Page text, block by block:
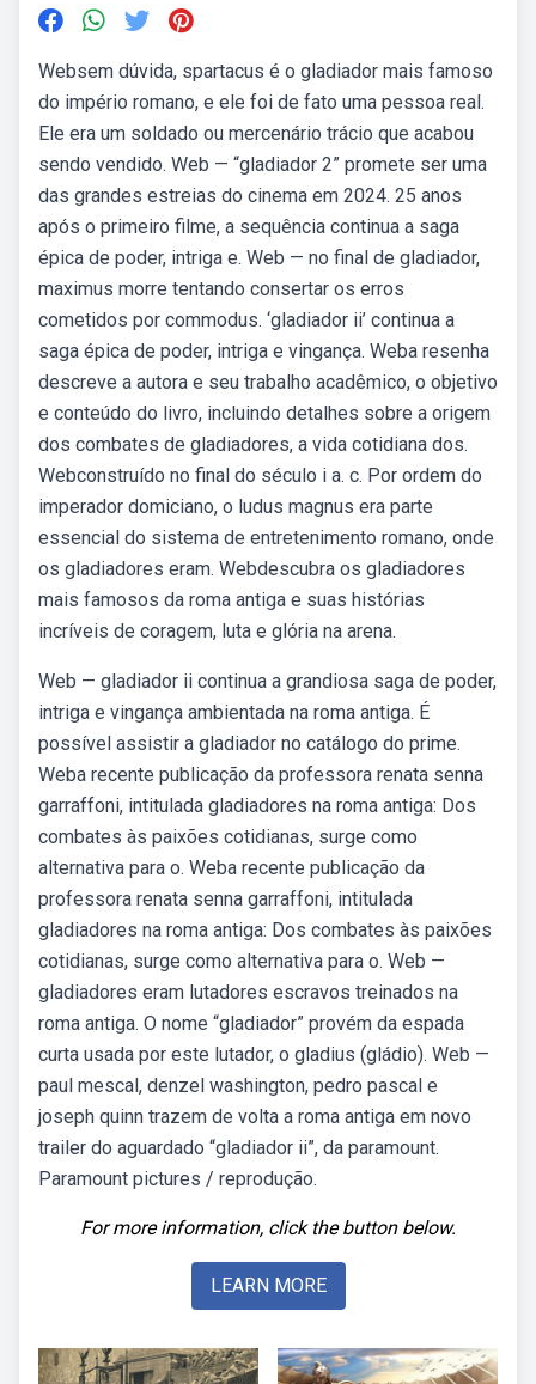
Websem dúvida, spartacus é o gladiador mais famoso
do império romano, e ele foi de fato uma pessoa real.
Ele era um soldado ou mercenário trácio que acabou
sendo vendido. Web — “gladiador 2” promete ser uma
das grandes estreias do cinema em 2024. 25 anos
após o primeiro filme, a sequência continua a saga
épica de poder, intriga e. Web — no final de gladiador,
maximus morre tentando consertar os erros
cometidos por commodus. ‘gladiador ii’ continua a
saga épica de poder, intriga e vingança. Weba resenha
descreve a autora e seu trabalho acadêmico, o objetivo
e conteúdo do livro, incluindo detalhes sobre a origem
dos combates de gladiadores, a vida cotidiana dos.
Webconstruído no final do século i a. c. Por ordem do
imperador domiciano, o ludus magnus era parte
essencial do sistema de entretenimento romano, onde
os gladiadores eram. Webdescubra os gladiadores
mais famosos da roma antiga e suas histórias
incríveis de coragem, luta e glória na arena.
Web — gladiador ii continua a grandiosa saga de poder,
intriga e vingança ambientada na roma antiga. É
possível assistir a gladiador no catálogo do prime.
Weba recente publicação da professora renata senna
garraffoni, intitulada gladiadores na roma antiga: Dos
combates às paixões cotidianas, surge como
alternativa para o. Weba recente publicação da
professora renata senna garraffoni, intitulada
gladiadores na roma antiga: Dos combates às paixões
cotidianas, surge como alternativa para o. Web —
gladiadores eram lutadores escravos treinados na
roma antiga. O nome “gladiador” provém da espada
curta usada por este lutador, o gladius (gládio). Web —
paul mescal, denzel washington, pedro pascal e
joseph quinn trazem de volta a roma antiga em novo
trailer do aguardado “gladiador ii”, da paramount.
Paramount pictures / reprodução.
For more information, click the button below.
LEARN MORE